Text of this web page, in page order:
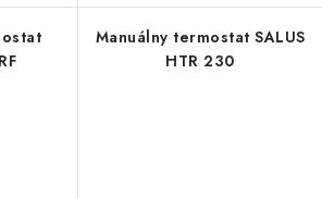
Manuálny termostat SALUS
HTR 230